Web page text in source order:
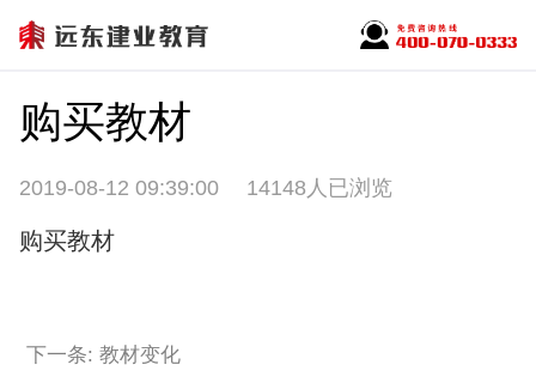
购买教材
2019-08-12 09:39:00 14148人已浏览
购买教材
下一条: 教材变化